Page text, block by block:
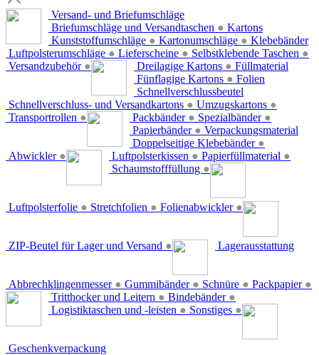
Versand- und Briefumschläge
Briefumschläge und Versandtaschen ●
Kunststoffumschläge ● Kartonumschläge ●
Luftpolsterumschläge ● Lieferscheine ● Selbstklebende Taschen ●
Versandzubehör ●
Kartons
Dreilagige Kartons ●
Fünflagige Kartons ●
Schnellverschluss- und Versandkartons ● Umzugskartons ●
Transportrollen ●
Klebebänder
Packbänder ● Spezialbänder ●
Papierbänder ●
Doppelseitige Klebebänder ●
Abwickler ●
Füllmaterial
Luftpolsterkissen ● Papierfüllmaterial ●
Schaumstofffüllung ●
Folien
Luftpolsterfolie ● Stretchfolien ● Folienabwickler ●
Schnellverschlussbeutel
ZIP-Beutel für Lager und Versand ●
Verpackungsmaterial
Abbrechklingenmesser ● Gummibänder ● Schnüre ● Packpapier ●
Lagerausstattung
Tritthocker und Leitern ● Bindebänder ●
Logistiktaschen und -leisten ● Sonstiges ●
Geschenkverpackung